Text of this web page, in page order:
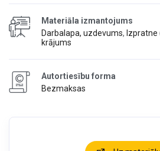
Materiāla izmantojums
Darbalapa, uzdevums,
krājums
Autortiesību forma
Bezmaksas